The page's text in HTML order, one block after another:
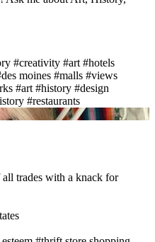
#creativity #art #hotels
moines #malls #views
#art #history #design
#restaurants
trades with a knack for